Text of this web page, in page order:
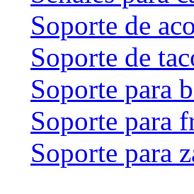
Soporte de
Soporte de
Soporte para
Soporte para
Soporte para